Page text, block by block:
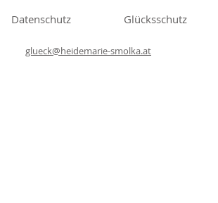
Datenschutz Glücksschutz
glueck@heidemarie-smolka.at